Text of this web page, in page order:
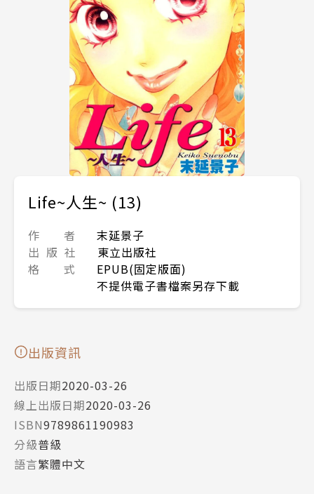
Life~人生~ (13)
作 者
末延景子
出 版 社
東立出版社
格 式
EPUB(固定版面)
不提供電子書檔案另存下載
出版資訊
出版日期2020-03-26
線上出版日期2020-03-26
ISBN9789861190983
分級普級
語言繁體中文